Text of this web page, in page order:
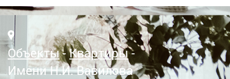
Объекты Квартиры
Имени Н.И. Вавилова